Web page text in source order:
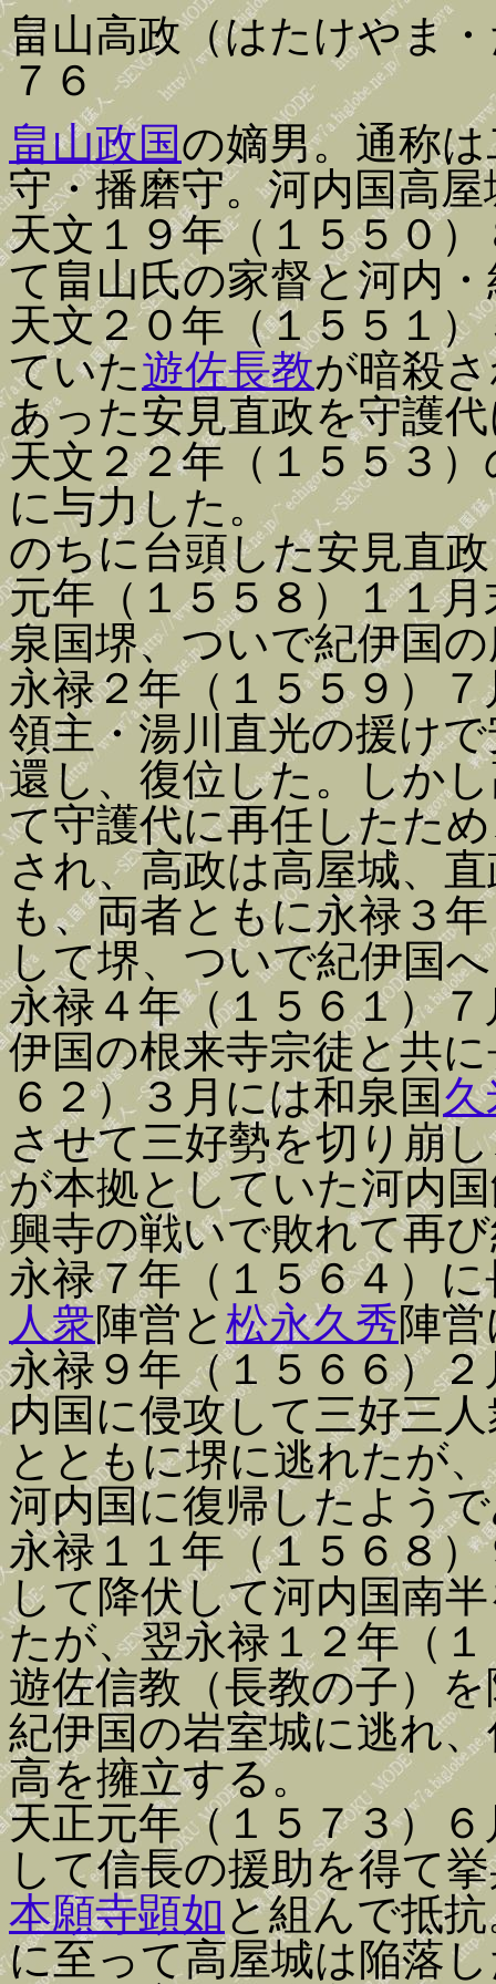
畠山高政（はたけやま
７６
畠山政国の嫡男。通称
守・播磨守。河内国高
天文１９年（１５５０
て畠山氏の家督と河内
天文２０年（１５５１
ていた遊佐長教が暗殺
あった安見直政を守護
天文２２年（１５５３）
に与力した。
のちに台頭した安見直
元年（１５５８）１１
泉国堺、ついで紀伊国
永禄２年（１５５９）
領主・湯川直光の援け
還し、復位した。しか
て守護代に再任したた
され、高政は高屋城、
も、両者ともに永禄３
して堺、ついで紀伊国
永禄４年（１５６１）７
伊国の根来寺宗徒と共
６２）３月には和泉国
させて三好勢を切り崩
が本拠としていた河内
興寺の戦いで敗れて再
永禄７年（１５６４）
人衆陣営と 松永久秀陣
永禄９年（１５６６）
内国に侵攻して三好三
とともに堺に逃れたが
河内国に復帰したよう
永禄１１年（１５６８
して降伏して河内国南
たが、翌永禄１２年（
遊佐信教（長教の子）
紀伊国の岩室城に逃れ
高を擁立する。
天正元年（１５７３）
して信長の援助を得て
本願寺顕如 と組んで抵
に至って高屋城は陥落